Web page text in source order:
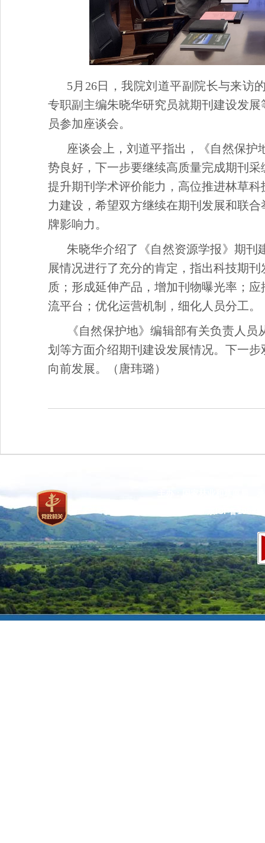
5月26日，我院刘道平副院长与来访
专职副主编朱晓华研究员就期刊建设发
员参加座谈会。
座谈会上，刘道平指出，《自然保
势良好，下一步要继续高质量完成期刊
提升期刊学术评价能力，高位推进林草
力建设，希望双方继续在期刊发展和联
牌影响力。
朱晓华介绍了《自然资源学报》期
展情况进行了充分的肯定，指出科技期
质；形成延伸产品，增加刊物曝光率；
流平台；优化运营机制，细化人员分工。
《自然保护地》编辑部有关负责人
划等方面介绍期刊建设发展情况。下一
向前发展。（唐玮璐）
京ICP备